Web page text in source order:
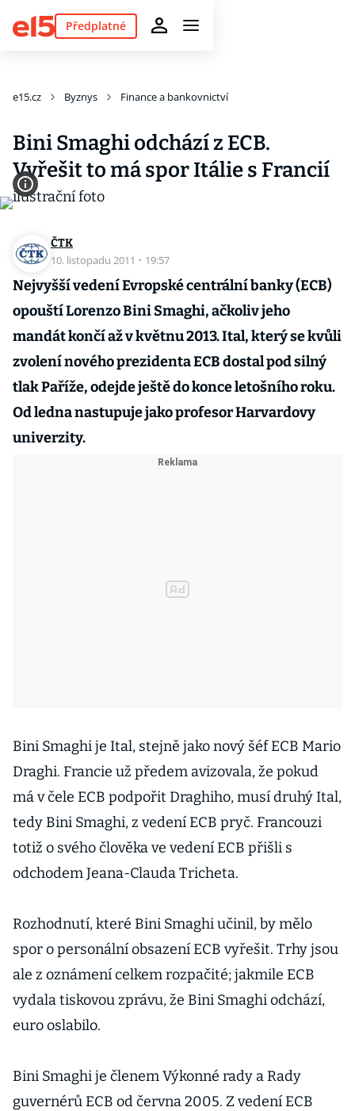
Předplatné
e15.cz Byznys Finance a bankovnictví
Bini Smaghi odchází z ECB.
Vyřešit to má spor Itálie s Francií
ČTK
10. listopadu 2011 · 19:57
Nejvyšší vedení Evropské centrální banky (ECB)
opouští Lorenzo Bini Smaghi, ačkoliv jeho
mandát končí až v květnu 2013. Ital, který se kvůli
zvolení nového prezidenta ECB dostal pod silný
tlak Paříže, odejde ještě do konce letošního roku.
Od ledna nastupuje jako profesor Harvardovy
univerzity.
Bini Smaghi je Ital, stejně jako nový šéf ECB Mario
Draghi. Francie už předem avizovala, že pokud
má v čele ECB podpořit Draghiho, musí druhý Ital,
tedy Bini Smaghi, z vedení ECB pryč. Francouzi
totiž o svého člověka ve vedení ECB přišli s
odchodem Jeana-Clauda Tricheta.
Rozhodnutí, které Bini Smaghi učinil, by mělo
spor o personální obsazení ECB vyřešit. Trhy jsou
ale z oznámení celkem rozpačité; jakmile ECB
vydala tiskovou zprávu, že Bini Smaghi odchází,
euro oslabilo.
Bini Smaghi je členem Výkonné rady a Rady
guvernérů ECB od června 2005. Z vedení ECB